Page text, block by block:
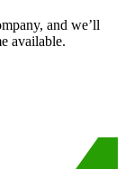
and we’ll
available.